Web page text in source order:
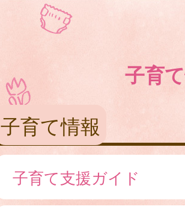
子育
子育て情報
子育て支援ガイド